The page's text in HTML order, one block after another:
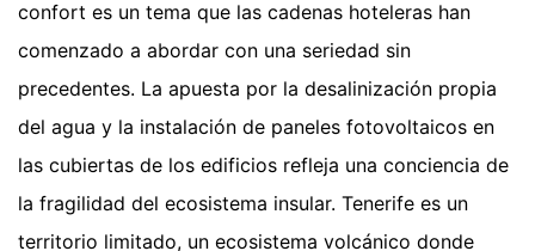
confort es un tema que las cadenas hoteleras han
comenzado a abordar con una seriedad sin
precedentes. La apuesta por la desalinización propia
del agua y la instalación de paneles fotovoltaicos en
las cubiertas de los edificios refleja una conciencia de
la fragilidad del ecosistema insular. Tenerife es un
territorio limitado, un ecosistema volcánico donde